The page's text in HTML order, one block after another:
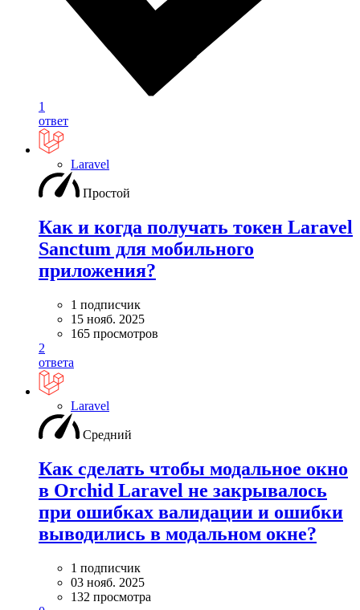
1
ответ
Laravel
Простой
Как и когда получать токен Laravel
Sanctum для мобильного
приложения?
1 подписчик
15 нояб. 2025
165 просмотров
2
ответа
Laravel
Средний
Как сделать чтобы модальное окно
в Orchid Laravel не закрывалось
при ошибках валидации и ошибки
выводились в модальном окне?
1 подписчик
03 нояб. 2025
132 просмотра